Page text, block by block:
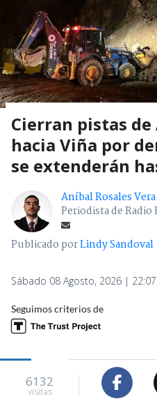
Cierran pistas de
hacia Viña por
se extenderán
Aníbal Rosales Vera
Periodista de
Publicado porLindy Sandoval
Sábado 08 Agosto, 2026 | 22:07
Seguimos criterios de
6132
visitas